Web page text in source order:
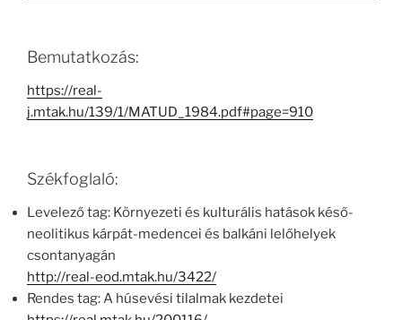
Bemutatkozás:
https://real-
j.mtak.hu/139/1/MATUD_1984.pdf#page=910
Székfoglaló:
Levelező tag: Környezeti és kulturális hatások késő-
neolitikus kárpát-medencei és balkáni lelőhelyek
csontanyagán
http://real-eod.mtak.hu/3422/
Rendes tag: A húsevési tilalmak kezdetei